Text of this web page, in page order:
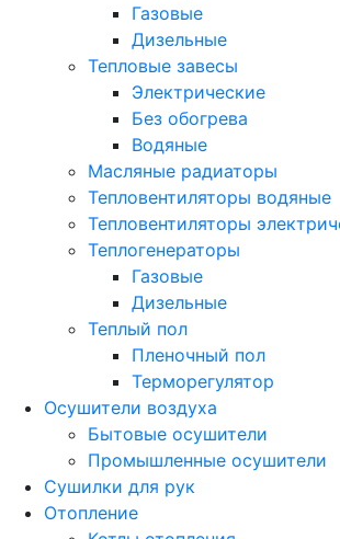
Газовые
Дизельные
Тепловые завесы
Электрические
Без обогрева
Водяные
Масляные радиаторы
Тепловентиляторы водяные
Тепловентиляторы
Теплогенераторы
Газовые
Дизельные
Теплый пол
Пленочный пол
Терморегулятор
Осушители воздуха
Бытовые осушители
Промышленные осушители
Сушилки для рук
Отопление